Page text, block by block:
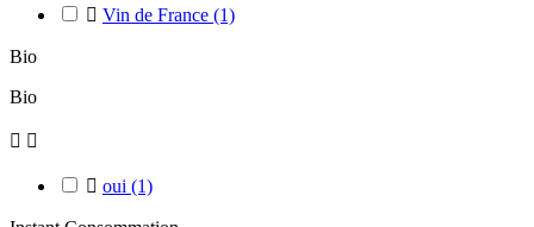
 Vin de France (1)
Bio
Bio
 
 oui (1)